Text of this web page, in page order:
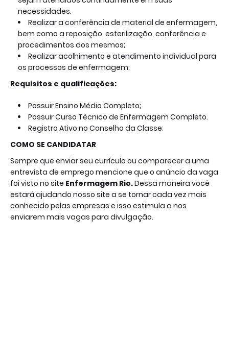
necessidades.
Realizar a conferência de material de enfermagem,
bem como a reposição, esterilização, conferência e
procedimentos dos mesmos;
Realizar acolhimento e atendimento individual para
os processos de enfermagem;
Requisitos e qualificações:
Possuir Ensino Médio Completo;
Possuir Curso Técnico de Enfermagem Completo.
Registro Ativo no Conselho da Classe;
COMO SE CANDIDATAR
Sempre que enviar seu currículo ou comparecer a uma
entrevista de emprego mencione que o anúncio da vaga
foi visto no site Enfermagem Rio.Dessa maneira você
estará ajudando nosso site a se tornar cada vez mais
conhecido pelas empresas e isso estimula a nos
enviarem mais vagas para divulgação.